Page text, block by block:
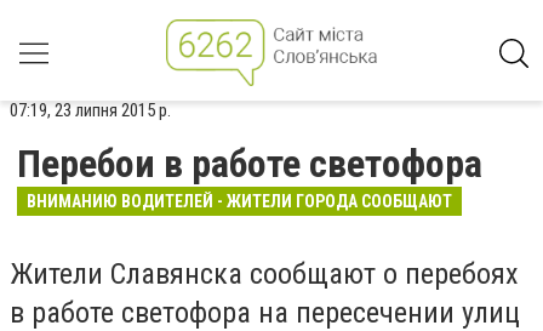
07:19, 23 липня 2015 р.
Перебои в работе светофора
ВНИМАНИЮ ВОДИТЕЛЕЙ - ЖИТЕЛИ ГОРОДА СООБЩАЮТ
Жители Славянска сообщают о перебоях
в работе светофора на пересечении улиц